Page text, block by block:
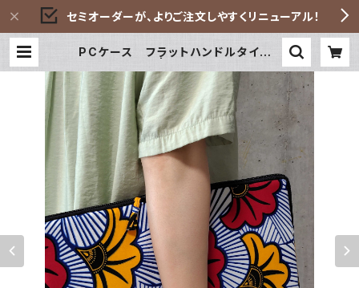
セミオーダーが、よりご注文しやすくリニューアル！
PCケース フラットハンドルタイプ0